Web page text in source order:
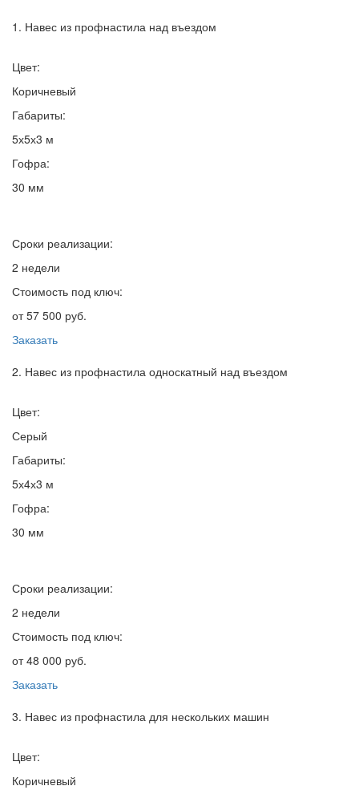
1. Навес из профнастила над въездом
Цвет:
Коричневый
Габариты:
5х5х3 м
Гофра:
30 мм
Сроки реализации:
2 недели
Стоимость под ключ:
от 57 500 руб.
Заказать
2. Навес из профнастила односкатный над въездом
Цвет:
Серый
Габариты:
5х4х3 м
Гофра:
30 мм
Сроки реализации:
2 недели
Стоимость под ключ:
от 48 000 руб.
Заказать
3. Навес из профнастила для нескольких машин
Цвет:
Коричневый